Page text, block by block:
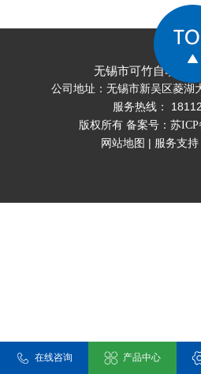
泥等物流进行实
决以下问题： 1.
精度的计量结果
内产量的变化情况
法操作。 2.节约成
重于一体，不仅保
作成本，提高经济
无锡市可竹自动化
公司地址：无锡市新吴区菱湖
服务热线：
版权所有 备案号： 苏ICP
网站地图 | 服务支持
在线咨询 产品中心